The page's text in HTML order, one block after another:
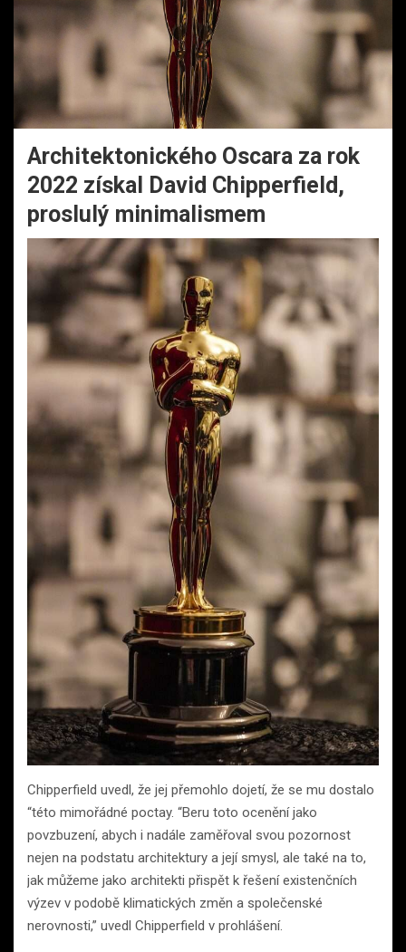
Architektonického Oscara za rok
2022 získal David Chipperfield,
proslulý minimalismem
Chipperfield uvedl, že jej přemohlo dojetí, že se mu dostalo
“této mimořádné poctay. “Beru toto ocenění jako
povzbuzení, abych i nadále zaměřoval svou pozornost
nejen na podstatu architektury a její smysl, ale také na to,
jak můžeme jako architekti přispět k řešení existenčních
výzev v podobě klimatických změn a společenské
nerovnosti,” uvedl Chipperfield v prohlášení.